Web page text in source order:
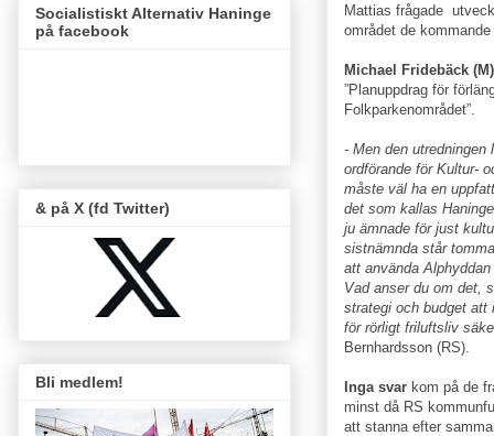
Mattias frågade
området de
Michael Fridebäck (M)
”Planuppdrag för
Folkparkenområdet”.
- Men den utredningen
ordförande för Kultur-
måste väl ha en
det som kallas
ju ämnade för just
sistnämnda står
att använda
Vad anser du om det,
strategi och budget att
för rörligt friluftsliv
Bernhardsson (RS).
Inga svar kom på de
minst då RS
att stanna efter
Socialistiskt Alternativ Haninge
på facebook
& på X (fd Twitter)
Bli medlem!